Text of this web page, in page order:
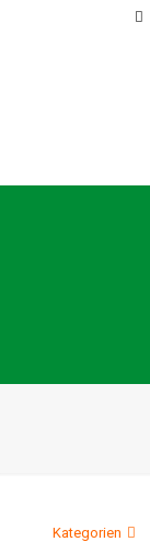
Kategorien